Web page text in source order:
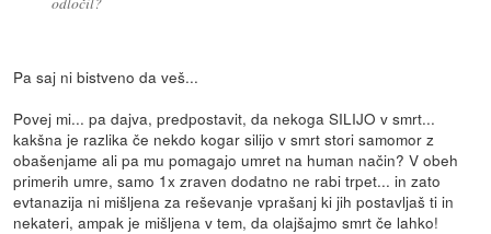
Pa saj ni bistveno da veš...
Povej mi... pa dajva, predpostavit, da nekoga SILIJO v smrt...
kakšna je razlika če nekdo kogar silijo v smrt stori samomor z
obašenjame ali pa mu pomagajo umret na human način? V obeh
primerih umre, samo 1x zraven dodatno ne rabi trpet... in zato
evtanazija ni mišljena za reševanje vprašanj ki jih postavljaš ti in
nekateri, ampak je mišljena v tem, da olajšajmo smrt če lahko!